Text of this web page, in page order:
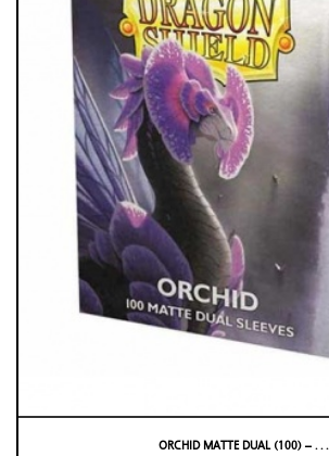
ORCHID MATTE DUAL (100) – . . .